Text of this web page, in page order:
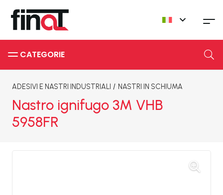
CATEGORIE
ADESIVI E NASTRI INDUSTRIALI / NASTRI IN SCHIUMA
Nastro ignifugo 3M VHB
5958FR